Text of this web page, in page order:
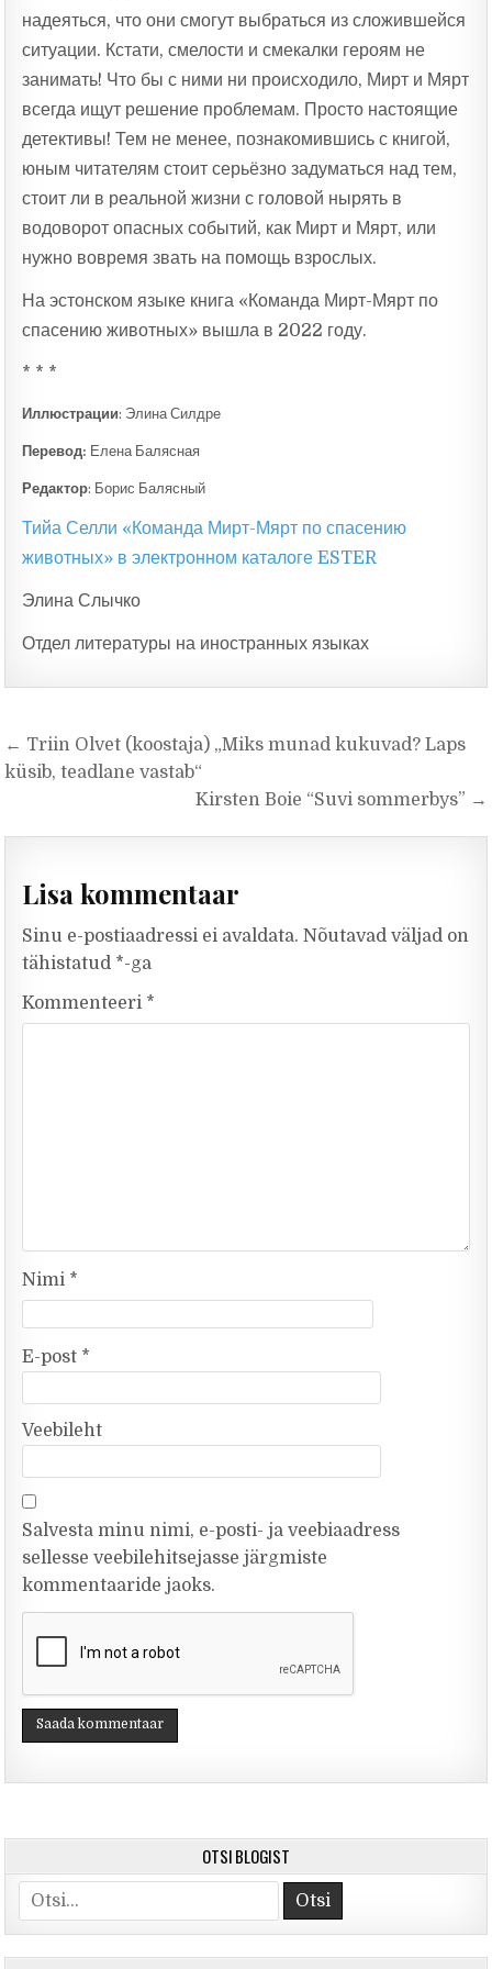
надеяться, что они смогут выбраться из сложившейся
ситуации. Кстати, смелости и смекалки героям не
занимать! Что бы с ними ни происходило, Мирт и Мярт
всегда ищут решение проблемам. Просто настоящие
детективы! Тем не менее, познакомившись с книгой,
юным читателям стоит серьёзно задуматься над тем,
стоит ли в реальной жизни с головой нырять в
водоворот опасных событий, как Мирт и Мярт, или
нужно вовремя звать на помощь взрослых.
На эстонском языке книга «Команда Мирт-Мярт по
спасению животных» вышла в 2022 году.
* * *
Иллюстрации: Элина Силдре
Перевод: Елена Балясная
Редактор: Борис Балясный
Тийа Селли «Команда Мирт-Мярт по спасению
животных» в электронном каталоге ESTER
Элина Слычко
Отдел литературы на иностранных языках
Navigeerimine
← Triin Olvet (koostaja) „Miks munad kukuvad? Laps
küsib, teadlane vastab“
Kirsten Boie “Suvi sommerbys” →
Lisa kommentaar
Sinu e-postiaadressi ei avaldata. Nõutavad väljad on
tähistatud *-ga
Kommenteeri *
Nimi *
E-post *
Veebileht
Salvesta minu nimi, e-posti- ja veebiaadress
sellesse veebilehitsejasse järgmiste
kommentaaride jaoks.
OTSI BLOGIST
Otsi